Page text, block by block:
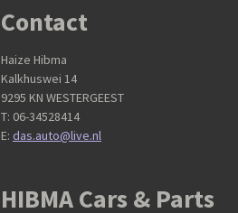
Contact
Haize Hibma
Kalkhuswei 14
9295 KN WESTERGEEST
T: 06-34528414
E: das.auto@live.nl
HIBMA Cars & Parts